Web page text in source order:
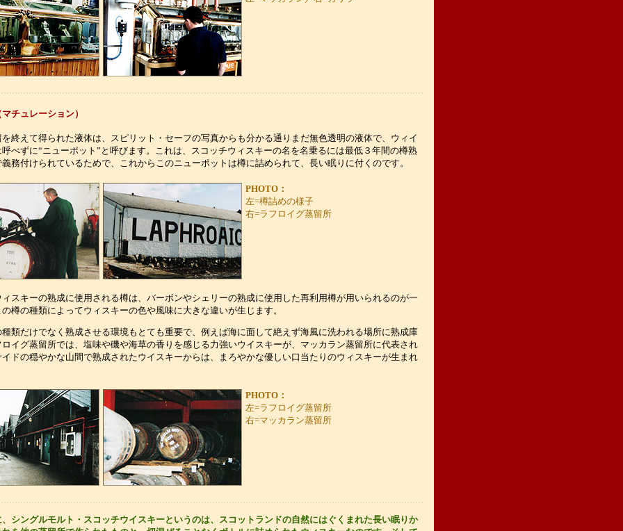
チュレーション）
終えて得られた液体は、スピリット・セーフの写真からも分かる通りまだ無色透明の液体で、ウィイ
べずに“ニューポット”と呼びます。これは、スコッチウィスキーの名を名乗るには最低３年間の樽熟
務付けられているためで、これからこのニューポットは樽に詰められて、長い眠りに付くのです。
PHOTO：
左=樽詰めの様子
右=ラフロイグ蒸留所
スキーの熟成に使用される樽は、バーボンやシェリーの熟成に使用した再利用樽が用いられるのが一
樽の種類によってウィスキーの色や風味に大きな違いが生じます。
類だけでなく熟成させる環境もとても重要で、例えば海に面して絶えず海風に洗われる場所に熟成庫
イグ蒸留所では、塩味や磯や海草の香りを感じる力強いウイスキーが、マッカラン蒸留所に代表され
ドの穏やかな山間で熟成されたウイスキーからは、まろやかな優しい口当たりのウィスキーが生まれ
PHOTO：
左=ラフロイグ蒸留所
右=マッカラン蒸留所
シングルモルト・スコッチウイスキーというのは、スコットランドの自然にはぐくまれた長い眠りか